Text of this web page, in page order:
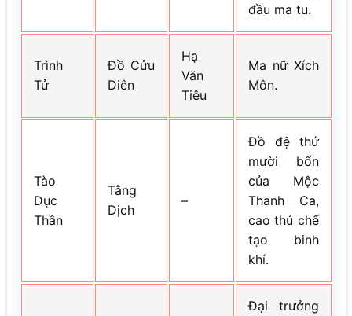
đầu ma tu.
Trình
Tử
Đồ Cửu
Diên
Hạ
Văn
Tiêu
Ma nữ Xích
Môn.
Tào
Dục
Thần
Tằng
Dịch
–
Đồ đệ thứ
mười bốn
của Mộc
Thanh Ca,
cao thủ chế
tạo binh
khí.
Đại trưởng